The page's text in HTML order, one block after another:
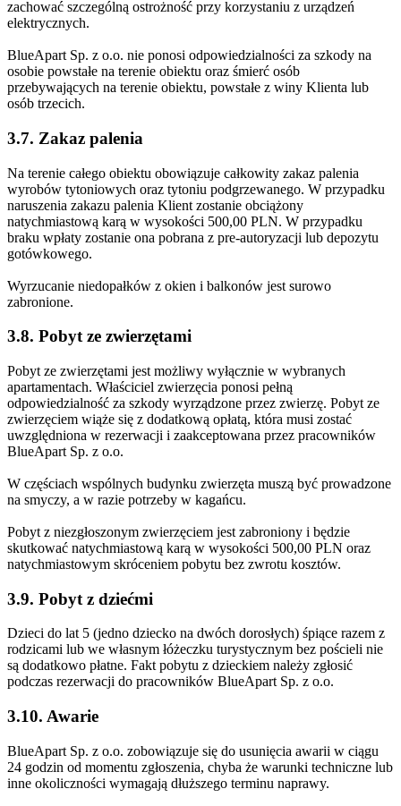
zachować szczególną ostrożność przy korzystaniu z urządzeń
elektrycznych.
BlueApart Sp. z o.o. nie ponosi odpowiedzialności za szkody na
osobie powstałe na terenie obiektu oraz śmierć osób
przebywających na terenie obiektu, powstałe z winy Klienta lub
osób trzecich.
3.7. Zakaz palenia
Na terenie całego obiektu obowiązuje całkowity zakaz palenia
wyrobów tytoniowych oraz tytoniu podgrzewanego. W przypadku
naruszenia zakazu palenia Klient zostanie obciążony
natychmiastową karą w wysokości 500,00 PLN. W przypadku
braku wpłaty zostanie ona pobrana z pre-autoryzacji lub depozytu
gotówkowego.
Wyrzucanie niedopałków z okien i balkonów jest surowo
zabronione.
3.8. Pobyt ze zwierzętami
Pobyt ze zwierzętami jest możliwy wyłącznie w wybranych
apartamentach. Właściciel zwierzęcia ponosi pełną
odpowiedzialność za szkody wyrządzone przez zwierzę. Pobyt ze
zwierzęciem wiąże się z dodatkową opłatą, która musi zostać
uwzględniona w rezerwacji i zaakceptowana przez pracowników
BlueApart Sp. z o.o.
W częściach wspólnych budynku zwierzęta muszą być prowadzone
na smyczy, a w razie potrzeby w kagańcu.
Pobyt z niezgłoszonym zwierzęciem jest zabroniony i będzie
skutkować natychmiastową karą w wysokości 500,00 PLN oraz
natychmiastowym skróceniem pobytu bez zwrotu kosztów.
3.9. Pobyt z dziećmi
Dzieci do lat 5 (jedno dziecko na dwóch dorosłych) śpiące razem z
rodzicami lub we własnym łóżeczku turystycznym bez pościeli nie
są dodatkowo płatne. Fakt pobytu z dzieckiem należy zgłosić
podczas rezerwacji do pracowników BlueApart Sp. z o.o.
3.10. Awarie
BlueApart Sp. z o.o. zobowiązuje się do usunięcia awarii w ciągu
24 godzin od momentu zgłoszenia, chyba że warunki techniczne lub
inne okoliczności wymagają dłuższego terminu naprawy.